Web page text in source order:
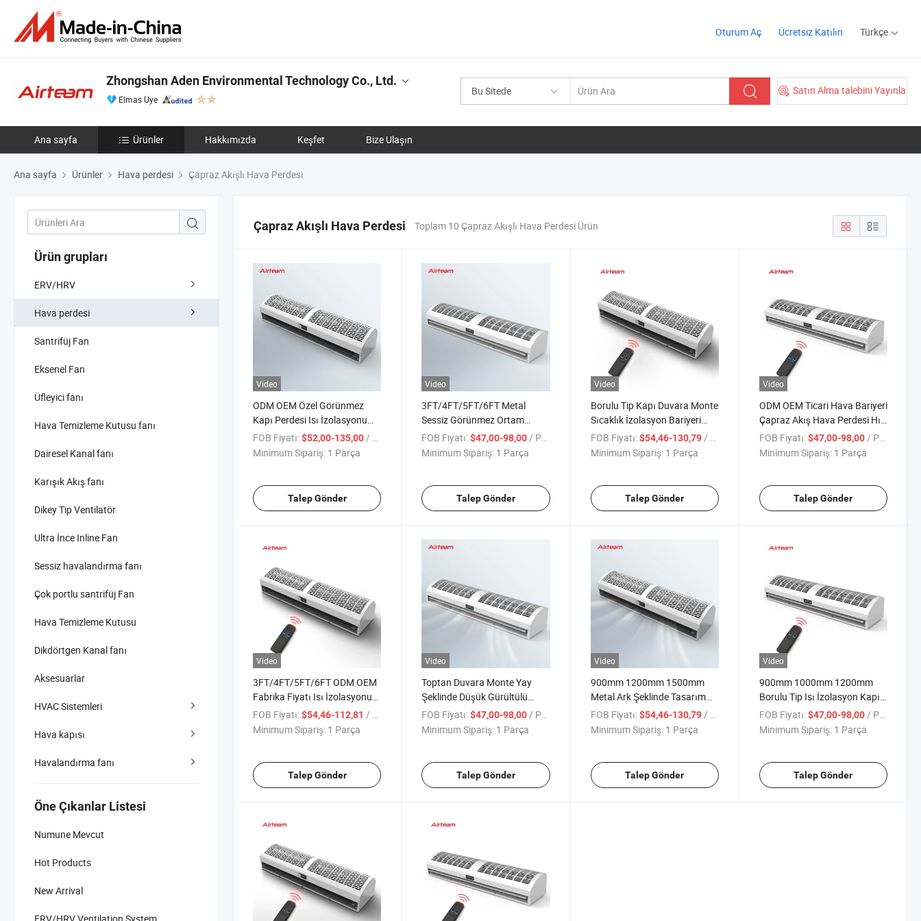
Oturum Aç Ücretsiz Katılın Türkçe
Bu Sitede Satın Alma talebini Yayınla
Zhongshan Aden Environmental Technology Co., Ltd.
Elmas Üye
Ana sayfa Ürünler Hakkımızda Keşfet Bize Ulaşın
Ana sayfa Ürünler Hava perdesi Çapraz Akışlı Hava Perdesi
Ürün grupları
ERV/HRV
Hava perdesi
Santrifüj Fan
Eksenel Fan
Üfleyici fanı
Hava Temizleme Kutusu fanı
Dairesel Kanal fanı
Karışık Akış fanı
Dikey Tip Ventilatör
Ultra İnce Inline Fan
Sessiz havalandırma fanı
Çok portlu santrifüj Fan
Hava Temizleme Kutusu
Dikdörtgen Kanal fanı
Aksesuarlar
HVAC Sistemleri
Hava kapısı
Havalandırma fanı
Öne Çıkanlar Listesi
Numune Mevcut
Hot Products
New Arrival
ERV/HRV Ventilation System
Çapraz Akışlı Hava Perdesi Toplam 10 Çapraz Akışlı Hava Perdesi Ürün
Video
ODM OEM Özel Görünmez
Kapı Perdesi Isı İzolasyonu
Çapraz Akış Hava Perdesi
FOB Fiyatı:$52,00-135,00/ Parça
Minimum Sipariş: 1 Parça
Talep Gönder
Video
3FT/4FT/5FT/6FT Metal
Sessiz Görünmez Ortam
Çapraz Akış Hava Perdesi
Uzaktan Kumanda ile
FOB Fiyatı: $47,00-98,00/ Parça
Minimum Sipariş: 1 Parça
Talep Gönder
Video
Borulu Tip Kapı Duvara Monte
Sıcaklık İzolasyon Bariyeri
Enerji Tasarrufu Hava Perdesi
FOB Fiyatı: $54,46-130,79/ Parça
Minimum Sipariş: 1 Parça
Talep Gönder
Video
ODM OEM Ticari Hava Bariyeri
Çapraz Akış Hava Perdesi Hız
Düzenlemesi ile
FOB Fiyatı: $47,00-98,00/ Parça
Minimum Sipariş: 1 Parça
Talep Gönder
Video
3FT/4FT/5FT/6FT ODM OEM
Fabrika Fiyatı Isı İzolasyonu
Çapraz Akış Hava Perdesi
FOB Fiyatı:$54,46-112,81 / Parça
Minimum Sipariş: 1 Parça
Talep Gönder
Video
Toptan Duvara Monte Yay
Şeklinde Düşük Gürültülü
Çapraz Akış Isı İzolasyon
Hava Perdesi
FOB Fiyatı: $47,00-98,00 / Parça
Minimum Sipariş: 1 Parça
Talep Gönder
Video
900mm 1200mm 1500mm
Metal Ark Şeklinde Tasarım
AC Motor Görünmez Duvar
Hava Perdesi
FOB Fiyatı: $54,46-130,79 / Parça
Minimum Sipariş: 1 Parça
Talep Gönder
Video
900mm 1000mm 1200mm
Borulu Tip Isı İzolasyon Kapısı
Çapraz Akış Hava Perdesi
FOB Fiyatı: $47,00-98,00 / Parça
Minimum Sipariş: 1 Parça
Talep Gönder